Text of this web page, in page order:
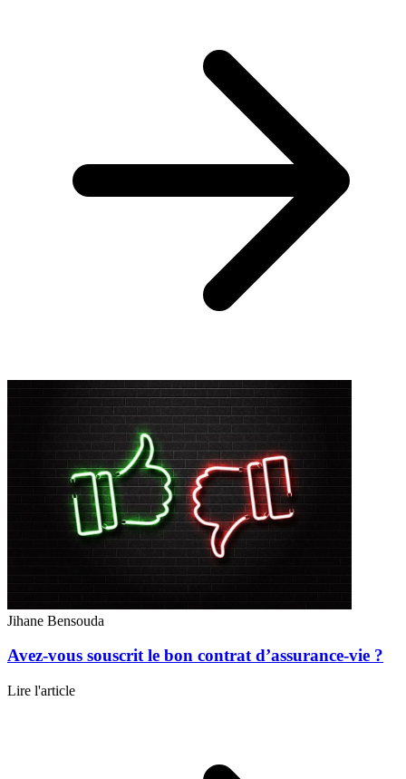
Jihane Bensouda
Avez-vous souscrit le bon contrat d’assurance-vie ?
Lire l'article